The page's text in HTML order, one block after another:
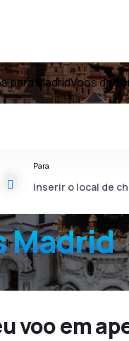
para MadridVoos de
Madrid
Para
voo em